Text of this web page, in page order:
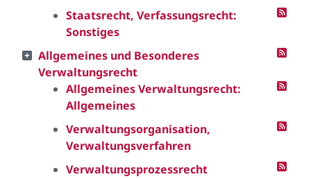
Staatsrecht, Verfassungsrecht:
Sonstiges
Allgemeines und Besonderes
Verwaltungsrecht
Allgemeines Verwaltungsrecht:
Allgemeines
Verwaltungsorganisation,
Verwaltungsverfahren
Verwaltungsprozessrecht